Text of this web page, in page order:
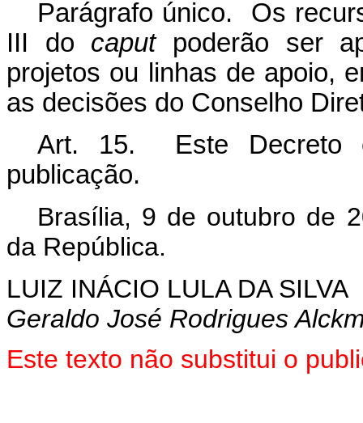
Parágrafo único. Os
III do caputpoderão ser
projetos ou linhas de apoio,
as decisões do Conselho
Art. 15. Este Decreto
publicação.
Brasília, 9 de outubro de
da República.
LUIZ INÁCIO LULA DA SILVA
Geraldo José Rodrigues
Este texto não substitui o